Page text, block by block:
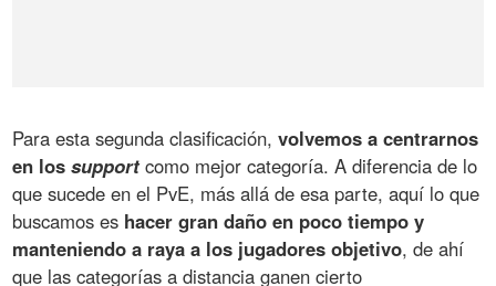
Para esta segunda clasificación,volvemos a centrarnos
en lossupportcomo mejor categoría. A diferencia de lo
que sucede en el PvE, más allá de esa parte, aquí lo que
buscamos es hacer gran daño en poco tiempo y
manteniendo a raya a los jugadores objetivo, de ahí
que las categorías a distancia ganen cierto